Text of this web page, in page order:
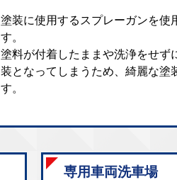
塗装に使用するスプレーガンを使
す。
塗料が付着したままや洗浄をせず
装となってしまうため、綺麗な塗
す。
専用車両洗車場